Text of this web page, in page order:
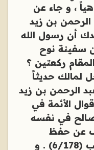
، و جاء عن
بن زيد
أن رسول الله
سفينة نوح
ركعتين ؟
لمالك حديثاً
الرحمن بن زيد
الأئمة في
في نفسه
عن حفظ
الحديث فضعف جداً . التهذيب (6/178) . و